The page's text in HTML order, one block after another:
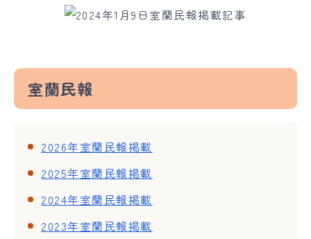
室蘭民報
2026年室蘭民報掲載
2025年室蘭民報掲載
2024年室蘭民報掲載
2023年室蘭民報掲載